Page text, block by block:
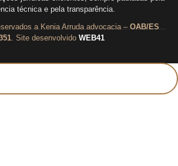
técnica e pela transparência.
a Kenia Arruda advocacia –OAB/ES
. Site desenvolvido WEB41